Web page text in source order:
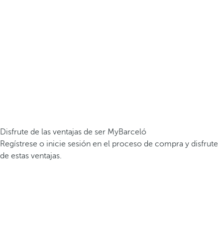
Disfrute de las ventajas de ser MyBarceló
Regístrese o inicie sesión en el proceso de compra y disfrute
de estas ventajas.